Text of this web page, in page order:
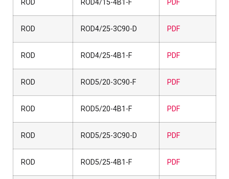
ROD ROD4/15-4B1-F PDF
ROD ROD4/25-3C90-D PDF
ROD ROD4/25-4B1-F PDF
ROD ROD5/20-3C90-F PDF
ROD ROD5/20-4B1-F PDF
ROD ROD5/25-3C90-D PDF
ROD ROD5/25-4B1-F PDF